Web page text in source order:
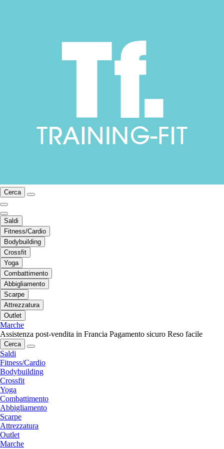
Cerca
Saldi
Fitness/Cardio
Bodybuilding
Crossfit
Yoga
Combattimento
Abbigliamento
Scarpe
Attrezzatura
Outlet
Marche
Assistenza post-vendita in Francia Pagamento sicuro Reso facile
Cerca
Saldi
Fitness/Cardio
Bodybuilding
Crossfit
Yoga
Combattimento
Abbigliamento
Scarpe
Attrezzatura
Outlet
Marche